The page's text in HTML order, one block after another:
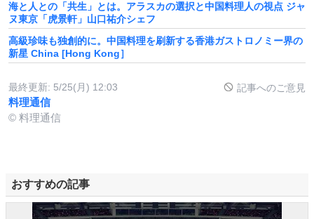
海と人との「共生」とは。アラスカの選択と中国料理人の視点 ジャ
ヌ東京「虎景軒」山口祐介シェフ
高級珍味も独創的に。中国料理を刷新する香港ガストロノミー界の
新星 China [Hong Kong］
最終更新: 5/25(月) 12:03 記事へのご意見
料理通信
© 料理通信
おすすめの記事